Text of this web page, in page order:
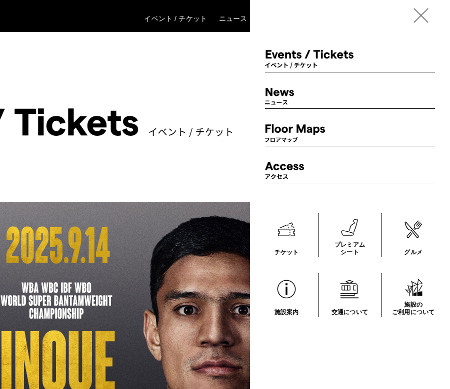
イベント / チケット ニュース
チケット
プレミアム
シート
グルメ
施設案内 交通について
施設の
ご利用について